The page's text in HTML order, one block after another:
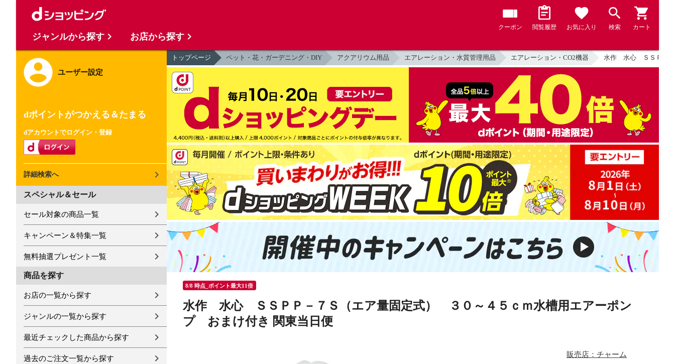
クーポン 閲覧履歴 お気に入り 検索 カート
ユーザー設定
dポイントがつかえる＆たまる
dアカウントでログイン・登録
詳細検索へ
スペシャル＆セール
セール対象の商品一覧
キャンペーン＆特集一覧
無料抽選プレゼント一覧
商品を探す
お店の一覧から探す
ジャンルの一覧から探す
最近チェックした商品から探す
過去のご注文一覧から探す
トップページ ペット・花・ガーデニング・DIY アクアリウム用品 エアレーション・水質管理用品 エアレーション・CO2機器 水作 水心 ＳＳＰＰ－
8/8 時点_ポイント最大11倍
水作 水心 ＳＳＰＰ－７Ｓ（エア量固定式） ３０～４５ｃｍ水槽用エアーポン
プ おまけ付き 関東当日便
販売店：チャーム
ジャンルから探す お店から探す